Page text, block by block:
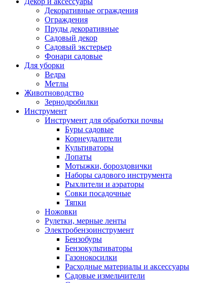
Декоративные ограждения
Ограждения
Пруды декоративные
Садовый декор
Садовый экстерьер
Фонари садовые
Для уборки
Ведра
Метлы
Животноводство
Зернодробилки
Инструмент
Инструмент для обработки почвы
Буры садовые
Корнеудалители
Культиваторы
Лопаты
Мотыжки, бороздовички
Наборы садового инструмента
Рыхлители и аэраторы
Совки посадочные
Тяпки
Ножовки
Рулетки, мерные ленты
Электробензоинструмент
Бензобуры
Бензокультиваторы
Газонокосилки
Расходные материалы и аксессуары
Садовые измельчители